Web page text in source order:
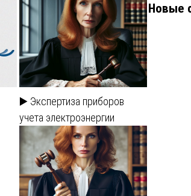
▶️ Экспертиза приборов
учета электроэнергии
Новые